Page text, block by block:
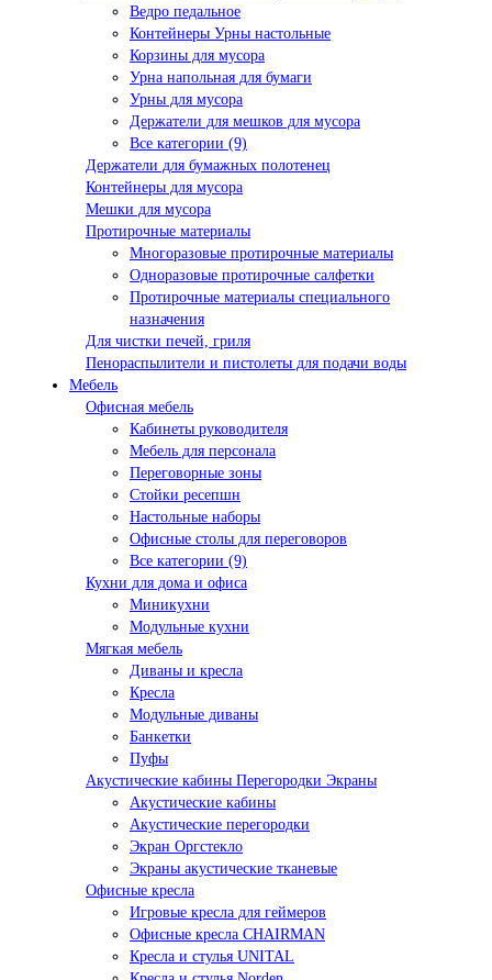
Ведро педальное
Контейнеры Урны настольные
Корзины для мусора
Урна напольная для бумаги
Урны для мусора
Держатели для мешков для мусора
Все категории (9)
Держатели для бумажных полотенец
Контейнеры для мусора
Мешки для мусора
Протирочные материалы
Многоразовые протирочные материалы
Одноразовые протирочные салфетки
Протирочные материалы специального
назначения
Для чистки печей, гриля
Пенораспылители и пистолеты для подачи воды
Мебель
Офисная мебель
Кабинеты руководителя
Мебель для персонала
Переговорные зоны
Стойки ресепшн
Настольные наборы
Офисные столы для переговоров
Все категории (9)
Кухни для дома и офиса
Миникухни
Модульные кухни
Мягкая мебель
Диваны и кресла
Кресла
Модульные диваны
Банкетки
Пуфы
Акустические кабины Перегородки Экраны
Акустические кабины
Акустические перегородки
Экран Оргстекло
Экраны акустические тканевые
Офисные кресла
Игровые кресла для геймеров
Офисные кресла CHAIRMAN
Кресла и стулья UNITAL